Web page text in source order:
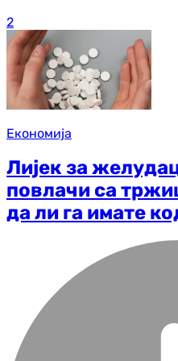
2
Економија
Лијек за
повлачи са
да ли га имате